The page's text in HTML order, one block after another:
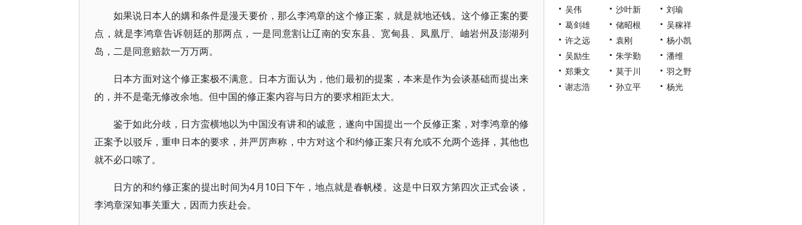
如果说日本人的媾和条件是漫天要价，那么李鸿章的这个修正案，就是就地还钱。这个修正案的要
点，就是李鸿章告诉朝廷的那两点，一是同意割让辽南的安东县、宽甸县、凤凰厅、岫岩州及澎湖列
岛，二是同意赔款一万万两。
日本方面对这个修正案极不满意。日本方面认为，他们最初的提案，本来是作为会谈基础而提出来
的，并不是毫无修改余地。但中国的修正案内容与日方的要求相距太大。
鉴于如此分歧，日方蛮横地以为中国没有讲和的诚意，遂向中国提出一个反修正案，对李鸿章的修
正案予以驳斥，重申日本的要求，并严厉声称，中方对这个和约修正案只有允或不允两个选择，其他也
就不必口嗦了。
日方的和约修正案的提出时间为4月10日下午，地点就是春帆楼。这是中日双方第四次正式会谈，
李鸿章深知事关重大，因而力疾赴会。
吴伟
沙叶新
刘瑜
葛剑雄
储昭根
吴稼祥
许之远
袁刚
杨小凯
吴励生
朱学勤
潘维
郑秉文
莫于川
羽之野
谢志浩
孙立平 杨光